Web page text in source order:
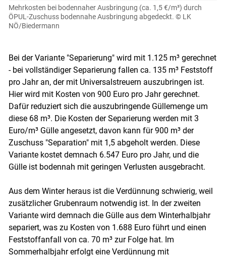
Mehrkosten bei bodennaher Ausbringung (ca. 1,5 €/m³) durch
ÖPUL-Zuschuss bodennahe Ausbringung abgedeckt. © LK
NÖ/Biedermann
Bei der Variante "Separierung" wird mit 1.125 m³ gerechnet
- bei vollständiger Separierung fallen ca. 135 m³ Feststoff
pro Jahr an, der mit Universalstreuern auszubringen ist.
Hier wird mit Kosten von 900 Euro pro Jahr gerechnet.
Dafür reduziert sich die auszubringende Güllemenge um
diese 68 m³. Die Kosten der Separierung werden mit 3
Euro/m³ Gülle angesetzt, davon kann für 900 m³ der
Zuschuss "Separation" mit 1,5 abgeholt werden. Diese
Variante kostet demnach 6.547 Euro pro Jahr, und die
Gülle ist bodennah mit geringen Verlusten ausgebracht.
Aus dem Winter heraus ist die Verdünnung schwierig, weil
zusätzlicher Grubenraum notwendig ist. In der zweiten
Variante wird demnach die Gülle aus dem Winterhalbjahr
separiert, was zu Kosten von 1.688 Euro führt und einen
Feststoffanfall von ca. 70 m³ zur Folge hat. Im
Sommerhalbjahr erfolgt eine Verdünnung mit